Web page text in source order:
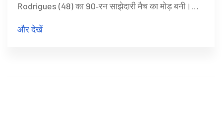
Rodrigues (48) का 90‑रन साझेदारी मैच का मोड़ बनी।
को श्रृंखला में 1‑0 बढ़त मिली। यह जीत विश्व कप की तैयारी
और देखें